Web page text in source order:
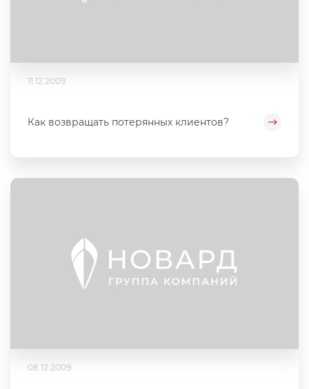
11.12.2009
Как возвращать потерянных клиентов?
08.12.2009